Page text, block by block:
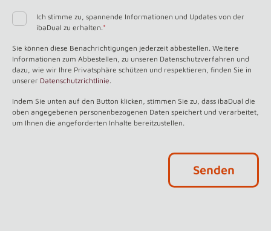
Ich stimme zu, spannende Informationen und Updates von der
ibaDual zu erhalten.*
Sie können diese Benachrichtigungen jederzeit abbestellen. Weitere
Informationen zum Abbestellen, zu unseren Datenschutzverfahren und
dazu, wie wir Ihre Privatsphäre schützen und respektieren, finden Sie in
unserer Datenschutzrichtlinie.
Indem Sie unten auf den Button klicken, stimmen Sie zu, dass ibaDual die
oben angegebenen personenbezogenen Daten speichert und verarbeitet,
um Ihnen die angeforderten Inhalte bereitzustellen.